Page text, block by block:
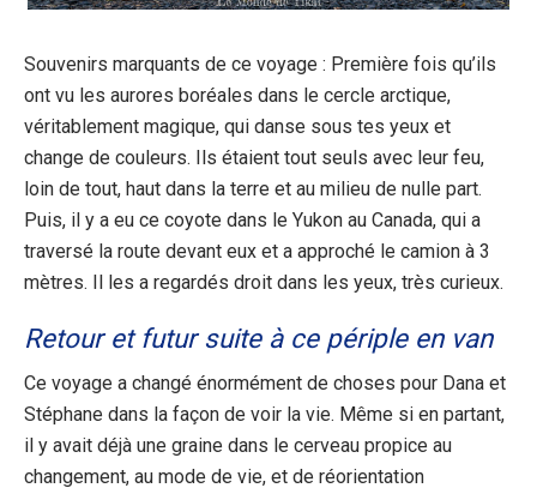
Souvenirs marquants de ce voyage : Première fois qu’ils
ont vu les aurores boréales dans le cercle arctique,
véritablement magique, qui danse sous tes yeux et
change de couleurs. Ils étaient tout seuls avec leur feu,
loin de tout, haut dans la terre et au milieu de nulle part.
Puis, il y a eu ce coyote dans le Yukon au Canada, qui a
traversé la route devant eux et a approché le camion à 3
mètres. Il les a regardés droit dans les yeux, très curieux.
Retour et futur suite à ce périple en van
Ce voyage a changé énormément de choses pour Dana et
Stéphane dans la façon de voir la vie. Même si en partant,
il y avait déjà une graine dans le cerveau propice au
changement, au mode de vie, et de réorientation